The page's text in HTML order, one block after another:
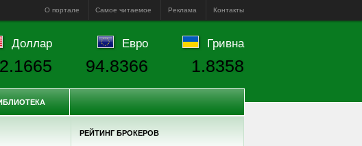
О портале Самое читаемое Реклама Контакты
РЕЙТИНГ БРОКЕРОВ
Доллар Евро
94.8366
Гривна
1.8358